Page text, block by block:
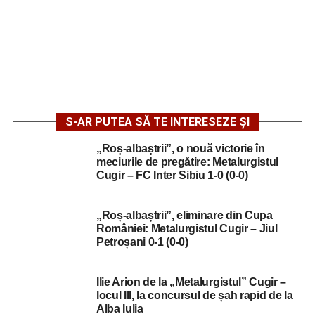
S-AR PUTEA SĂ TE INTERESEZE ȘI
„Roș-albaștrii”, o nouă victorie în
meciurile de pregătire: Metalurgistul
Cugir – FC Inter Sibiu 1-0 (0-0)
„Roș-albaștrii”, eliminare din Cupa
României: Metalurgistul Cugir – Jiul
Petroșani 0-1 (0-0)
Ilie Arion de la „Metalurgistul” Cugir –
locul III, la concursul de șah rapid de la
Alba Iulia